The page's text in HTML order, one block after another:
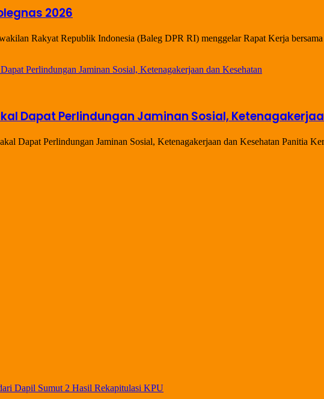
2026
Rakyat Republik Indonesia (Baleg DPR RI) menggelar Rapat Kerja
Dapat Perlindungan Jaminan Sosial,
Dapat Perlindungan Jaminan Sosial, Ketenagakerjaan dan Kesehatan Panitia